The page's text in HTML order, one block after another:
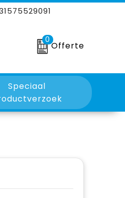
0
Offerte
Speciaal